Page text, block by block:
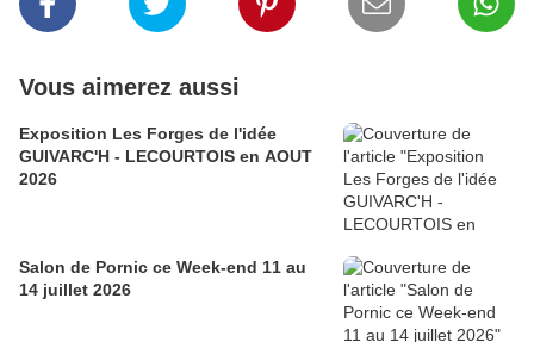
Vous aimerez aussi
Exposition Les Forges de l'idée
GUIVARC'H - LECOURTOIS en AOUT
2026
Salon de Pornic ce Week-end 11 au
14 juillet 2026